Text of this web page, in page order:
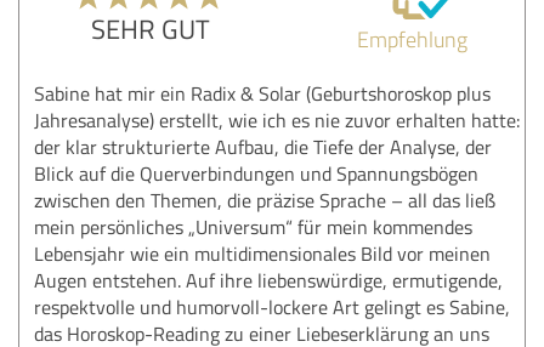
SEHR GUT Empfehlung
Sabine hat mir ein Radix & Solar (Geburtshoroskop plus
Jahresanalyse) erstellt, wie ich es nie zuvor erhalten hatte:
der klar strukturierte Aufbau, die Tiefe der Analyse, der
Blick auf die Querverbindungen und Spannungsbögen
zwischen den Themen, die präzise Sprache – all das ließ
mein persönliches „Universum“ für mein kommendes
Lebensjahr wie ein multidimensionales Bild vor meinen
Augen entstehen. Auf ihre liebenswürdige, ermutigende,
respektvolle und humorvoll-lockere Art gelingt es Sabine,
das Horoskop-Reading zu einer Liebeserklärung an uns